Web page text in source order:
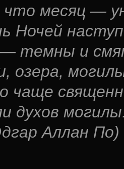
месяц —
Ночей
темны и
озера,
чаще
духов
Аллан По)